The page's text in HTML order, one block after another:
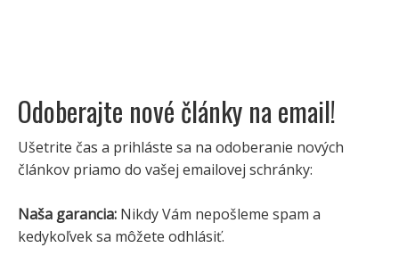
Odoberajte nové články na email!
Ušetrite čas a prihláste sa na odoberanie nových
článkov priamo do vašej emailovej schránky:
Naša garancia: Nikdy Vám nepošleme spam a
kedykoľvek sa môžete odhlásiť.